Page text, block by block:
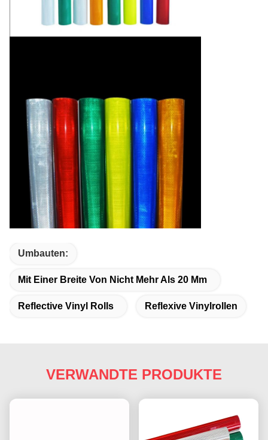
Umbauten:
Mit Einer Breite Von Nicht Mehr Als 20 Mm
Reflective Vinyl Rolls Reflexive Vinylrollen
VERWANDTE PRODUKTE